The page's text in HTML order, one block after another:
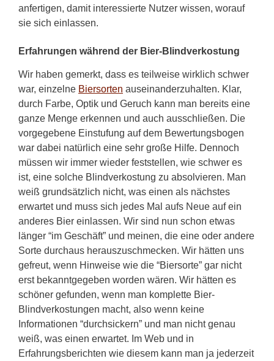
anfertigen, damit interessierte Nutzer wissen, worauf
sie sich einlassen.
Erfahrungen während der Bier-Blindverkostung
Wir haben gemerkt, dass es teilweise wirklich schwer
war, einzelne Biersorten auseinanderzuhalten. Klar,
durch Farbe, Optik und Geruch kann man bereits eine
ganze Menge erkennen und auch ausschließen. Die
vorgegebene Einstufung auf dem Bewertungsbogen
war dabei natürlich eine sehr große Hilfe. Dennoch
müssen wir immer wieder feststellen, wie schwer es
ist, eine solche Blindverkostung zu absolvieren. Man
weiß grundsätzlich nicht, was einen als nächstes
erwartet und muss sich jedes Mal aufs Neue auf ein
anderes Bier einlassen. Wir sind nun schon etwas
länger “im Geschäft” und meinen, die eine oder andere
Sorte durchaus herauszuschmecken. Wir hätten uns
gefreut, wenn Hinweise wie die “Biersorte” gar nicht
erst bekanntgegeben worden wären. Wir hätten es
schöner gefunden, wenn man komplette Bier-
Blindverkostungen macht, also wenn keine
Informationen “durchsickern” und man nicht genau
weiß, was einen erwartet. Im Web und in
Erfahrungsberichten wie diesem kann man ja jederzeit